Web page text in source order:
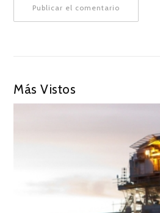
Más Vistos